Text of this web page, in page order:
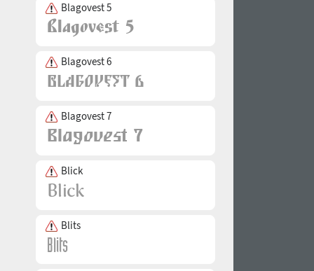
Blagovest 5
Blagovest 6
Blagovest 7
Blick
Blits